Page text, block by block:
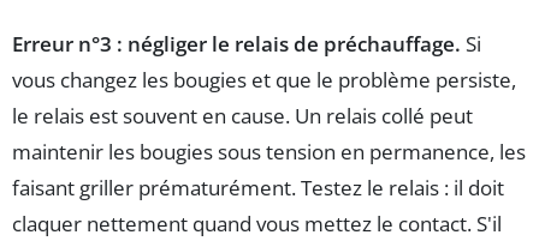
Erreur n°3 : négliger le relais de préchauffage. Si
vous changez les bougies et que le problème persiste,
le relais est souvent en cause. Un relais collé peut
maintenir les bougies sous tension en permanence, les
faisant griller prématurément. Testez le relais : il doit
claquer nettement quand vous mettez le contact. S'il